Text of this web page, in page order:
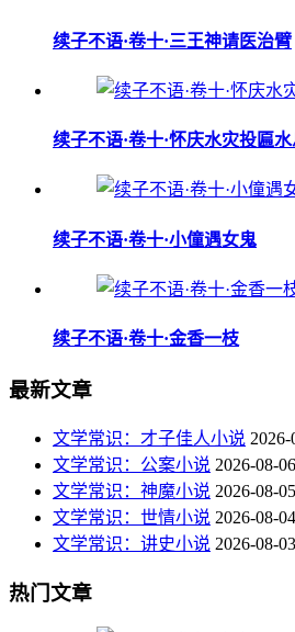
续子不语·卷十·三王神请医治臂
续子不语·卷十·怀庆水灾投匾
续子不语·卷十·小僮遇女鬼
续子不语·卷十·金香一枝
最新文章
文学常识：才子佳人小说 2026-
文学常识：公案小说 2026-08-
文学常识：神魔小说 2026-08-
文学常识：世情小说 2026-08-
文学常识：讲史小说 2026-08-
热门文章